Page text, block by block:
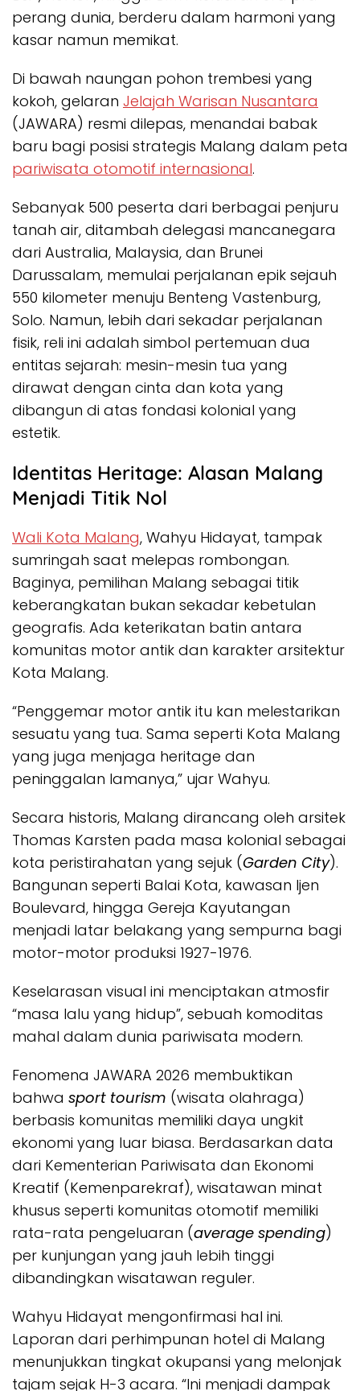
perang dunia, berderu dalam harmoni yang
kasar namun memikat.
Di bawah naungan pohon trembesi yang
kokoh, gelaran Jelajah Warisan Nusantara
(JAWARA) resmi dilepas, menandai babak
baru bagi posisi strategis Malang dalam peta
pariwisata otomotif internasional.
Sebanyak 500 peserta dari berbagai penjuru
tanah air, ditambah delegasi mancanegara
dari Australia, Malaysia, dan Brunei
Darussalam, memulai perjalanan epik sejauh
550 kilometer menuju Benteng Vastenburg,
Solo. Namun, lebih dari sekadar perjalanan
fisik, reli ini adalah simbol pertemuan dua
entitas sejarah: mesin-mesin tua yang
dirawat dengan cinta dan kota yang
dibangun di atas fondasi kolonial yang
estetik.
Identitas Heritage: Alasan Malang
Menjadi Titik Nol
Wali Kota Malang, Wahyu Hidayat, tampak
sumringah saat melepas rombongan.
Baginya, pemilihan Malang sebagai titik
keberangkatan bukan sekadar kebetulan
geografis. Ada keterikatan batin antara
komunitas motor antik dan karakter arsitektur
Kota Malang.
“Penggemar motor antik itu kan melestarikan
sesuatu yang tua. Sama seperti Kota Malang
yang juga menjaga heritage dan
peninggalan lamanya,” ujar Wahyu.
Secara historis, Malang dirancang oleh arsitek
Thomas Karsten pada masa kolonial sebagai
kota peristirahatan yang sejuk (Garden City).
Bangunan seperti Balai Kota, kawasan Ijen
Boulevard, hingga Gereja Kayutangan
menjadi latar belakang yang sempurna bagi
motor-motor produksi 1927-1976.
Keselarasan visual ini menciptakan atmosfir
“masa lalu yang hidup”, sebuah komoditas
mahal dalam dunia pariwisata modern.
Fenomena JAWARA 2026 membuktikan
bahwa sport tourism (wisata olahraga)
berbasis komunitas memiliki daya ungkit
ekonomi yang luar biasa. Berdasarkan data
dari Kementerian Pariwisata dan Ekonomi
Kreatif (Kemenparekraf), wisatawan minat
khusus seperti komunitas otomotif memiliki
rata-rata pengeluaran (average spending)
per kunjungan yang jauh lebih tinggi
dibandingkan wisatawan reguler.
Wahyu Hidayat mengonfirmasi hal ini.
Laporan dari perhimpunan hotel di Malang
menunjukkan tingkat okupansi yang melonjak
tajam sejak H-3 acara. “Ini menjadi dampak